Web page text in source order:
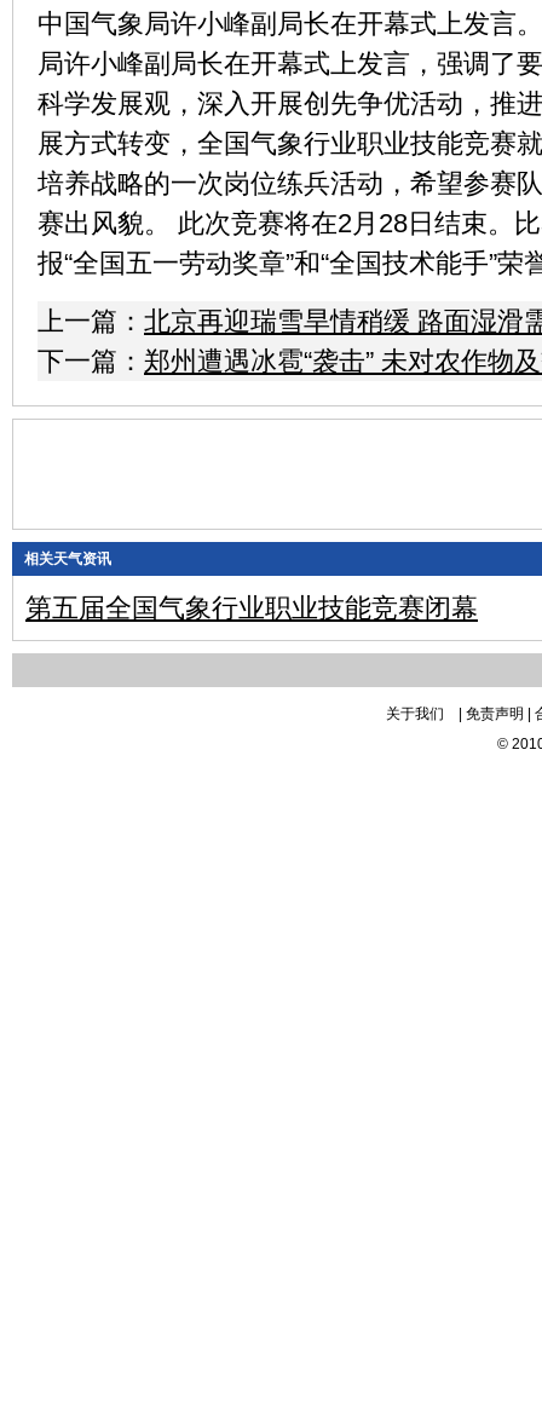
中国气象局许小峰副局长在开幕式上发言
局许小峰副局长在开幕式上发言，强调了
科学发展观，深入开展创先争优活动，推
展方式转变，全国气象行业职业技能竞赛
培养战略的一次岗位练兵活动，希望参赛
赛出风貌。 此次竞赛将在2月28日结束。
报“全国五一劳动奖章”和“全国技术能手”荣
上一篇： 北京再迎瑞雪旱情稍缓 路面湿滑
下一篇： 郑州遭遇冰雹“袭击” 未对农作物
相关天气资讯
第五届全国气象行业职业技能竞赛闭幕
关于我们 | 免责声明 |
©